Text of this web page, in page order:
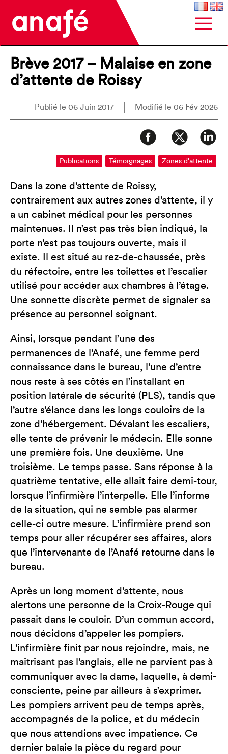
Brève 2017 – Malaise en zone
d’attente de Roissy
Publié le 06 Juin 2017 Modifié le 06 Fév 2026
Publications Témoignages Zones d'attente
Dans la zone d’attente de Roissy,
contrairement aux autres zones d’attente, il y
a un cabinet médical pour les personnes
maintenues. Il n’est pas très bien indiqué, la
porte n’est pas toujours ouverte, mais il
existe. Il est situé au rez-de-chaussée, près
du réfectoire, entre les toilettes et l’escalier
utilisé pour accéder aux chambres à l’étage.
Une sonnette discrète permet de signaler sa
présence au personnel soignant.
Ainsi, lorsque pendant l’une des
permanences de l’Anafé, une femme perd
connaissance dans le bureau, l’une d’entre
nous reste à ses côtés en l’installant en
position latérale de sécurité (PLS), tandis que
l’autre s’élance dans les longs couloirs de la
zone d’hébergement. Dévalant les escaliers,
elle tente de prévenir le médecin. Elle sonne
une première fois. Une deuxième. Une
troisième. Le temps passe. Sans réponse à la
quatrième tentative, elle allait faire demi-tour,
lorsque l’infirmière l’interpelle. Elle l’informe
de la situation, qui ne semble pas alarmer
celle-ci outre mesure. L’infirmière prend son
temps pour aller récupérer ses affaires, alors
que l’intervenante de l’Anafé retourne dans le
bureau.
Après un long moment d’attente, nous
alertons une personne de la Croix-Rouge qui
passait dans le couloir. D’un commun accord,
nous décidons d’appeler les pompiers.
L’infirmière finit par nous rejoindre, mais, ne
maitrisant pas l’anglais, elle ne parvient pas à
communiquer avec la dame, laquelle, à demi-
consciente, peine par ailleurs à s’exprimer.
Les pompiers arrivent peu de temps après,
accompagnés de la police, et du médecin
que nous attendions avec impatience. Ce
dernier balaie la pièce du regard pour